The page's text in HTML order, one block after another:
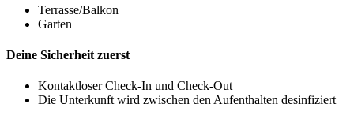
Terrasse/Balkon
Garten
Deine Sicherheit zuerst
Kontaktloser Check-In und Check-Out
Die Unterkunft wird zwischen den Aufenthalten desinfiziert